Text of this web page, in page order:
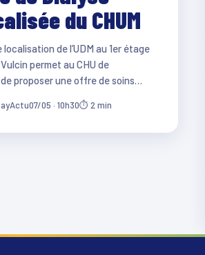
du CHUM
localisation de l’UDM au 1er étage
permet au CHU de
proposer une offre de soins…
07/05 · 10h30⏱ 2 min